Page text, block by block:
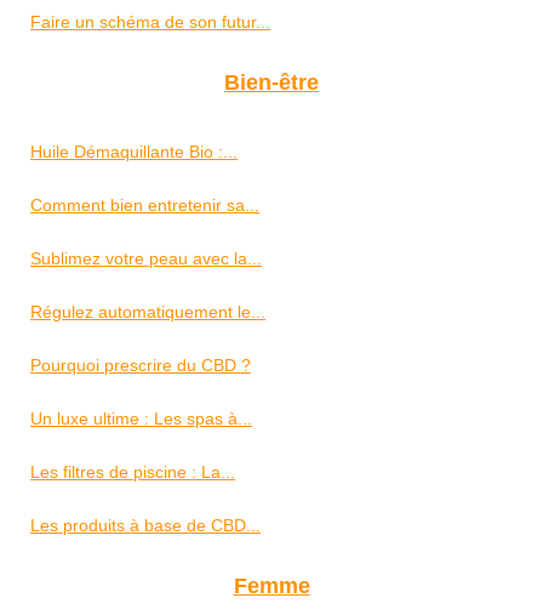
Faire un schéma de son futur...
Bien-être
Huile Démaquillante Bio :...
Comment bien entretenir sa...
Sublimez votre peau avec la...
Régulez automatiquement le...
Pourquoi prescrire du CBD ?
Un luxe ultime : Les spas à...
Les filtres de piscine : La...
Les produits à base de CBD...
Femme